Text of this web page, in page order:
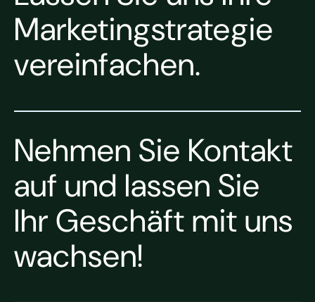
Marketingstrategie
vereinfachen.
Nehmen Sie Kontakt
auf und lassen Sie
Ihr Geschäft mit uns
wachsen!